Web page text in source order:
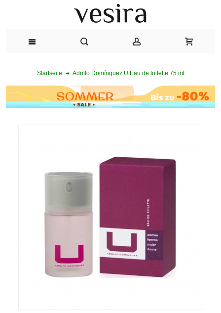
Startseite Adolfo Domínguez U Eau de toilette 75 ml